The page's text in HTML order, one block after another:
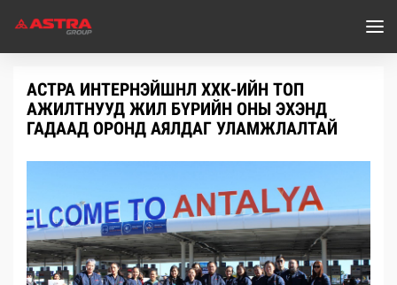
АСТРА ИНТЕРНЭЙШНЛ ХХК-ИЙН ТОП
АЖИЛТНУУД ЖИЛ БҮРИЙН ОНЫ ЭХЭНД
ГАДААД ОРОНД АЯЛДАГ УЛАМЖЛАЛТАЙ